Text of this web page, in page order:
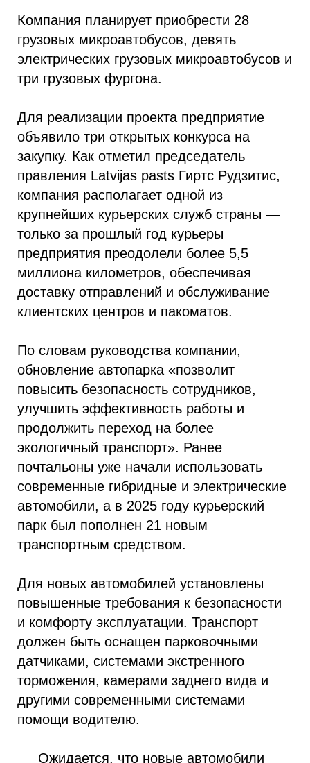
Компания планирует приобрести 28
грузовых микроавтобусов, девять
электрических грузовых микроавтобусов и
три грузовых фургона.
Для реализации проекта предприятие
объявило три открытых конкурса на
закупку. Как отметил председатель
правления Latvijas pasts Гиртс Рудзитис,
компания располагает одной из
крупнейших курьерских служб страны —
только за прошлый год курьеры
предприятия преодолели более 5,5
миллиона километров, обеспечивая
доставку отправлений и обслуживание
клиентских центров и пакоматов.
По словам руководства компании,
обновление автопарка «позволит
повысить безопасность сотрудников,
улучшить эффективность работы и
продолжить переход на более
экологичный транспорт». Ранее
почтальоны уже начали использовать
современные гибридные и электрические
автомобили, а в 2025 году курьерский
парк был пополнен 21 новым
транспортным средством.
Для новых автомобилей установлены
повышенные требования к безопасности
и комфорту эксплуатации. Транспорт
должен быть оснащен парковочными
датчиками, системами экстренного
торможения, камерами заднего вида и
другими современными системами
помощи водителю.
Ожидается, что новые автомобили